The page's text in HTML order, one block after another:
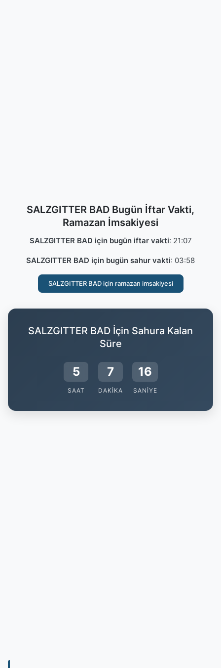
SALZGITTER BAD Bugün İftar Vakti,
Ramazan İmsakiyesi
SALZGITTER BAD için bugün iftar vakti: 21:07
SALZGITTER BAD için bugün sahur vakti: 03:58
SALZGITTER BAD için ramazan imsakiyesi
SALZGITTER BAD İçin Sahura Kalan
Süre
5
SAAT
7
DAKIKA
16
SANIYE